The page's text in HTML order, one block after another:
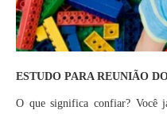
ESTUDO PARA REUNIÃO
O que significa confiar? Você